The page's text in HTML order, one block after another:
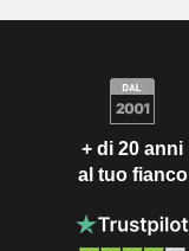
+ di 20 anni
al tuo fianco